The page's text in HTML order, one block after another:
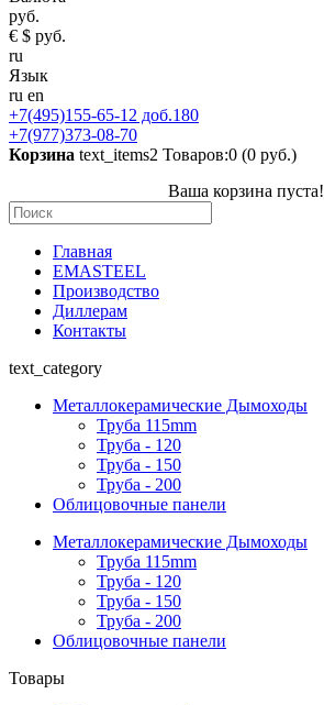
руб.
€ $ руб.
ru
Язык
ru en
+7(495)155-65-12 доб.180
+7(977)373-08-70
Корзина text_items2 Товаров:0 (0 руб.)
Ваша корзина пуста!
Главная
EMASTEEL
Производство
Диллерам
Контакты
text_category
Металлокерамические Дымоходы
Труба 115mm
Труба - 120
Труба - 150
Труба - 200
Облицовочные панели
Металлокерамические Дымоходы
Труба 115mm
Труба - 120
Труба - 150
Труба - 200
Облицовочные панели
Товары